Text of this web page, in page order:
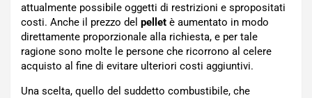
attualmente possibile oggetti di restrizioni e spropositati
costi. Anche il prezzo del pellet è aumentato in modo
direttamente proporzionale alla richiesta, e per tale
ragione sono molte le persone che ricorrono al celere
acquisto al fine di evitare ulteriori costi aggiuntivi.
Una scelta, quello del suddetto combustibile, che